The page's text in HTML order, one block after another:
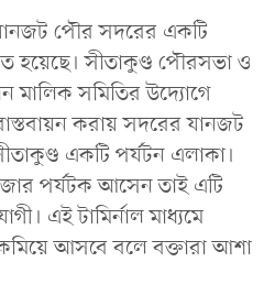
পৌর সদরের একটি
হয়েছে। সীতাকুণ্ড পৌরসভা ও
মালিক সমিতির উদ্যোগে
করায় সদরের যানজট
একটি পর্যটন এলাকা।
পর্যটক আসেন তাই এটি
এই টামির্নাল মাধ্যমে
আসবে বলে বক্তারা আশা